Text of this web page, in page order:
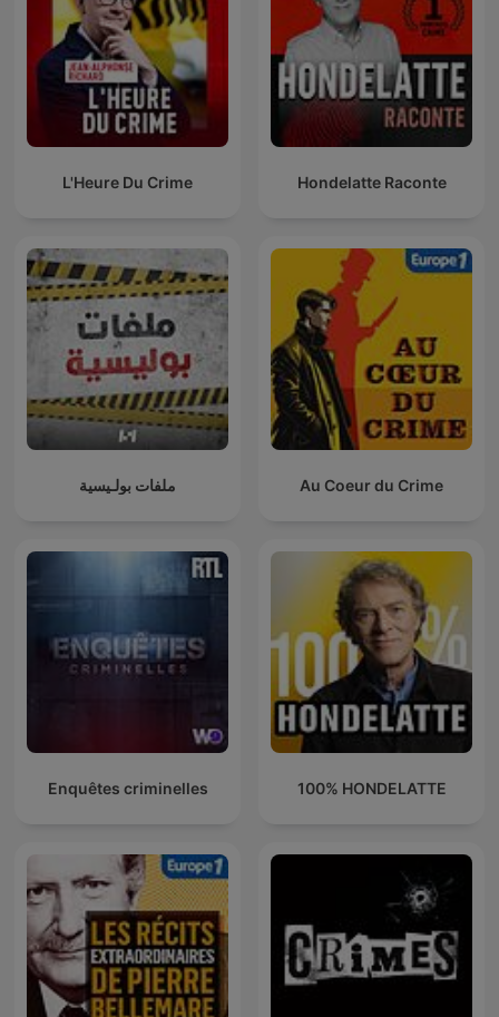
L'Heure Du Crime Hondelatte Raconte
ملفات بولـيسية Au Coeur du Crime
Enquêtes criminelles 100% HONDELATTE